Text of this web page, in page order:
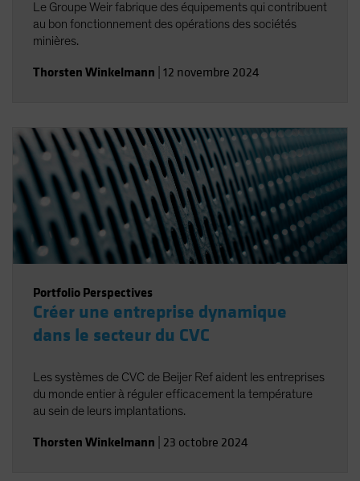
Le Groupe Weir fabrique des équipements qui contribuent
au bon fonctionnement des opérations des sociétés
minières.
Thorsten Winkelmann 12 novembre 2024
Portfolio Perspectives
Créer une entreprise dynamique
dans le secteur du CVC
Les systèmes de CVC de Beijer Ref aident les entreprises
du monde entier à réguler efficacement la température
au sein de leurs implantations.
Thorsten Winkelmann 23 octobre 2024